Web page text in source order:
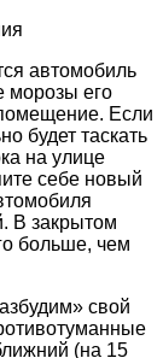
автомобиль
морозы его
Если
будет таскать
на улице
себе новый
В закрытом
больше, чем
свой
(на 15